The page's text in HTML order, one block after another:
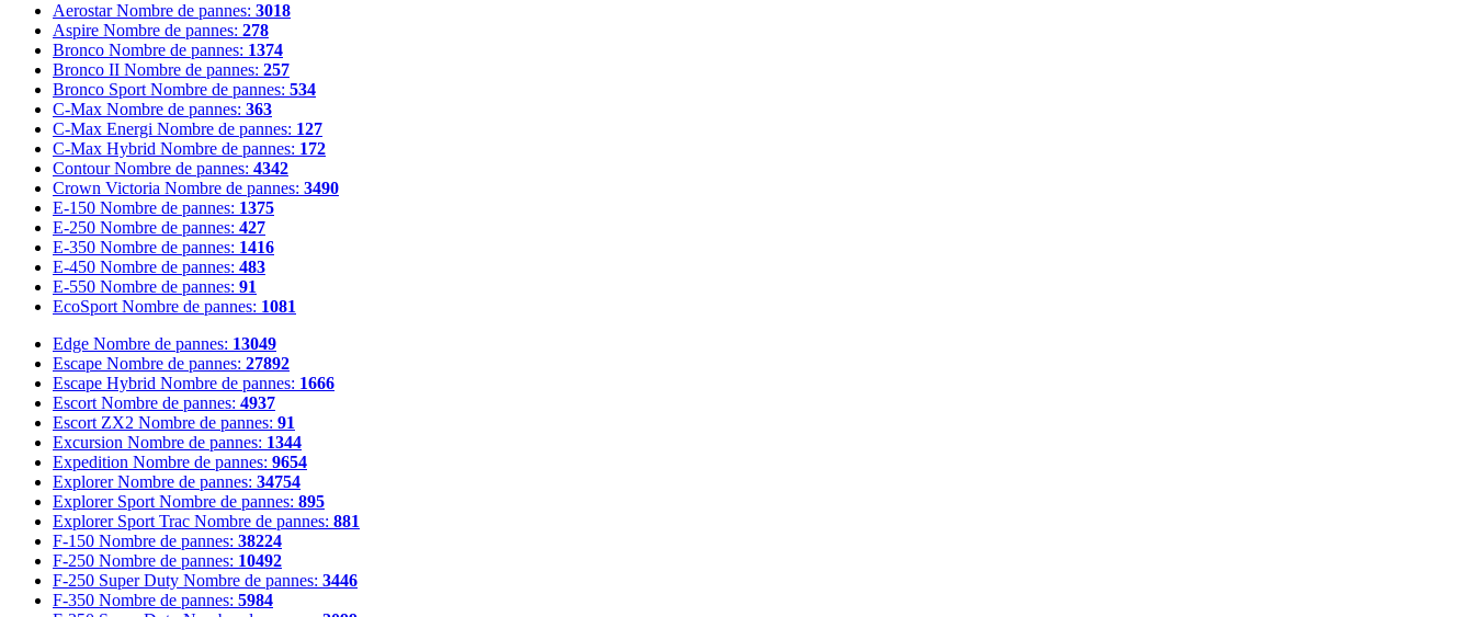
Aerostar Nombre de pannes: 3018
Aspire Nombre de pannes: 278
Bronco Nombre de pannes: 1374
Bronco II Nombre de pannes: 257
Bronco Sport Nombre de pannes: 534
C-Max Nombre de pannes: 363
C-Max Energi Nombre de pannes: 127
C-Max Hybrid Nombre de pannes: 172
Contour Nombre de pannes: 4342
Crown Victoria Nombre de pannes: 3490
E-150 Nombre de pannes: 1375
E-250 Nombre de pannes: 427
E-350 Nombre de pannes: 1416
E-450 Nombre de pannes: 483
E-550 Nombre de pannes: 91
EcoSport Nombre de pannes: 1081
Edge Nombre de pannes: 13049
Escape Nombre de pannes: 27892
Escape Hybrid Nombre de pannes: 1666
Escort Nombre de pannes: 4937
Escort ZX2 Nombre de pannes: 91
Excursion Nombre de pannes: 1344
Expedition Nombre de pannes: 9654
Explorer Nombre de pannes: 34754
Explorer Sport Nombre de pannes: 895
Explorer Sport Trac Nombre de pannes: 881
F-150 Nombre de pannes: 38224
F-250 Nombre de pannes: 10492
F-250 Super Duty Nombre de pannes: 3446
F-350 Nombre de pannes: 5984